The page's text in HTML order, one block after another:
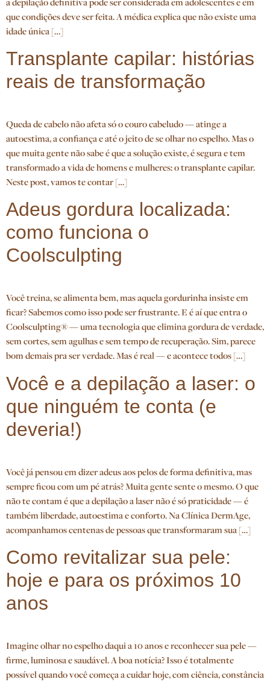
que condições deve ser feita. A médica explica que não existe uma
idade única […]
Transplante capilar: histórias
reais de transformação
Queda de cabelo não afeta só o couro cabeludo — atinge a
autoestima, a confiança e até o jeito de se olhar no espelho. Mas o
que muita gente não sabe é que a solução existe, é segura e tem
transformado a vida de homens e mulheres: o transplante capilar.
Neste post, vamos te contar […]
Adeus gordura localizada:
como funciona o
Coolsculpting
Você treina, se alimenta bem, mas aquela gordurinha insiste em
ficar? Sabemos como isso pode ser frustrante. E é aí que entra o
Coolsculpting® — uma tecnologia que elimina gordura de verdade,
sem cortes, sem agulhas e sem tempo de recuperação. Sim, parece
bom demais pra ser verdade. Mas é real — e acontece todos […]
Você e a depilação a laser: o
que ninguém te conta (e
deveria!)
Você já pensou em dizer adeus aos pelos de forma definitiva, mas
sempre ficou com um pé atrás? Muita gente sente o mesmo. O que
não te contam é que a depilação a laser não é só praticidade — é
também liberdade, autoestima e conforto. Na Clínica DermAge,
acompanhamos centenas de pessoas que transformaram sua […]
Como revitalizar sua pele:
hoje e para os próximos 10
anos
Imagine olhar no espelho daqui a 10 anos e reconhecer sua pele —
firme, luminosa e saudável. A boa notícia? Isso é totalmente
possível quando você começa a cuidar hoje, com ciência, constância